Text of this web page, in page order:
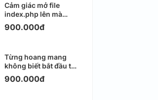
Cảm giác mở file
index.php lên mà
không biết viết gì tiếp
theo
900.000đ
Từng hoang mang
không biết bắt đầu từ
đâu với Email
Marketing
900.000đ